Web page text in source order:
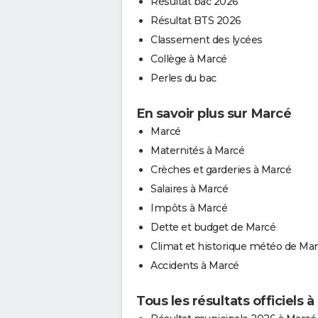
Résultat BTS 2026
Classement des lycées
Collège à Marcé
Perles du bac
En savoir plus sur Marcé
Marcé
Maternités à Marcé
Crèches et garderies à Marcé
Salaires à Marcé
Impôts à Marcé
Dette et budget de Marcé
Climat et historique météo de
Accidents à Marcé
Tous les résultats officiels à